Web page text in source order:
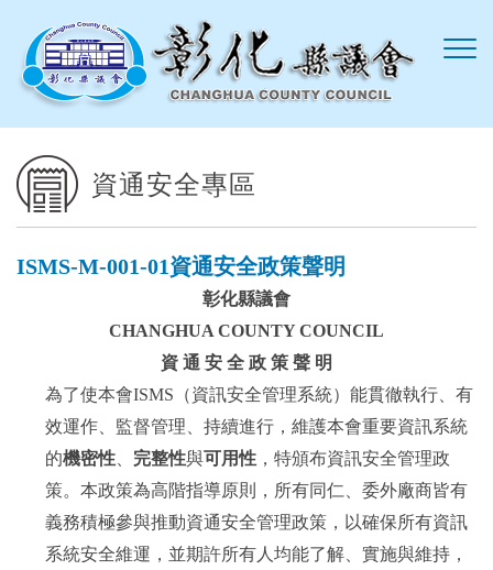
資通安全專區
ISMS-M-001-01資通安全政策聲明
彰化縣議會
CHANGHUA COUNTY COUNCIL
資 通 安 全 政 策 聲 明
為了使本會ISMS（資訊安全管理系統）能貫徹執行、有
效運作、監督管理、持續進行，維護本會重要資訊系統
的機密性、 完整性與可用性，特頒布資訊安全管理政
策。本政策為高階指導原則，所有同仁、委外廠商皆有
義務積極參與推動資通安全管理政策，以確保所有資訊
系統安全維運，並期許所有人均能了解、實施與維持，